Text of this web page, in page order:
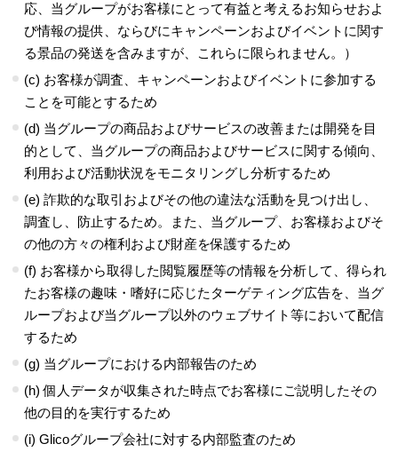
応、当グループがお客様にとって有益と考えるお知らせおよ
び情報の提供、ならびにキャンペーンおよびイベントに関す
る景品の発送を含みますが、これらに限られません。）
(c) お客様が調査、キャンペーンおよびイベントに参加する
ことを可能とするため
(d) 当グループの商品およびサービスの改善または開発を目
的として、当グループの商品およびサービスに関する傾向、
利用および活動状況をモニタリングし分析するため
(e) 詐欺的な取引およびその他の違法な活動を見つけ出し、
調査し、防止するため。また、当グループ、お客様およびそ
の他の方々の権利および財産を保護するため
(f) お客様から取得した閲覧履歴等の情報を分析して、得られ
たお客様の趣味・嗜好に応じたターゲティング広告を、当グ
ループおよび当グループ以外のウェブサイト等において配信
するため
(g) 当グループにおける内部報告のため
(h) 個人データが収集された時点でお客様にご説明したその
他の目的を実行するため
(i) Glicoグループ会社に対する内部監査のため